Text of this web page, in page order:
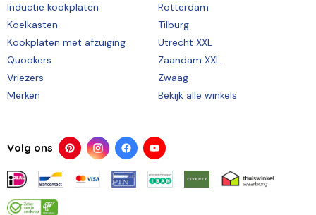
Inductie kookplaten
Koelkasten
Kookplaten met afzuiging
Quookers
Vriezers
Merken
Rotterdam
Tilburg
Utrecht XXL
Zaandam XXL
Zwaag
Bekijk alle winkels
Volg ons